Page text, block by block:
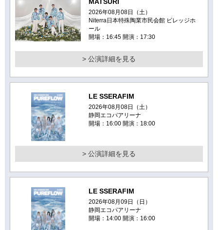
2026年08月08日（土）
Niterra日本特殊陶業市民会館 ビレッジホ
ール
開場：16:45 開演：17:30
> 公演詳細を見る
LE SSERAFIM
2026年08月08日（土）
静岡エコパアリーナ
開場：16:00 開演：18:00
> 公演詳細を見る
LE SSERAFIM
2026年08月09日（日）
静岡エコパアリーナ
開場：14:00 開演：16:00